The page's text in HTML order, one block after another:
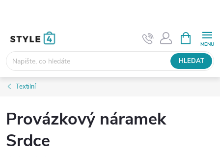
HLEDAT
NÁKUPNÍ
KOŠÍK
Textilní
Provázkový náramek
Srdce